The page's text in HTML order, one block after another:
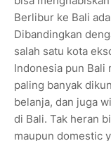
Berlibur ke Bali
Dibandingkan
salah satu kota
Indonesia pun Bali
paling banyak
belanja, dan juga
di Bali. Tak heran
maupun domestic